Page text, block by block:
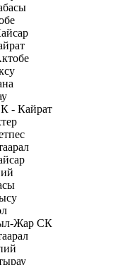
- Кайрат
Жар СК